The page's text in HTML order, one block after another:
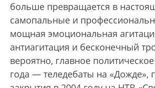
больше превращается в
самопальные и
мощная эмоциональная
антиагитация и бесконечный
вероятно, главное
года — теледебаты на «Дожде»,